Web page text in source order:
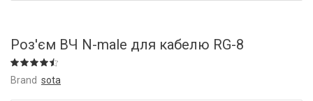
Роз'єм ВЧ N-male для кабелю RG-8
Brand sota